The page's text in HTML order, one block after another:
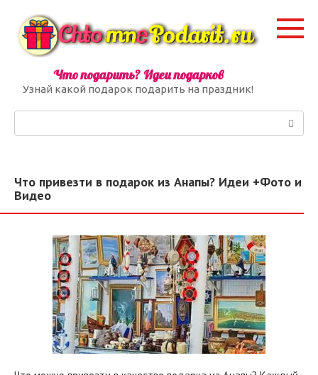
контенту
Что подарить? Идеи подарков
Узнай какой подарок подарить на праздник!
Что привезти в подарок из Анапы? Идеи +Фото и
Видео